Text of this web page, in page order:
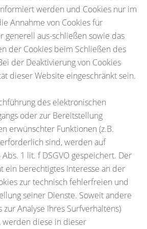
werden und Cookies nur im
Annahme von Cookies für
generell aus-schließen sowie das
der Cookies beim Schließen des
der Deaktivierung von Cookies
dieser Website eingeschränkt sein.
des elektronischen
oder zur Bereitstellung
erwünschter Funktionen (z.B.
sind, werden auf
1 lit. f DSGVO gespeichert. Der
ein berechtigtes Interesse an der
zur technisch fehlerfreien und
seiner Dienste. Soweit andere
zur Analyse Ihres Surfverhaltens)
diese in dieser